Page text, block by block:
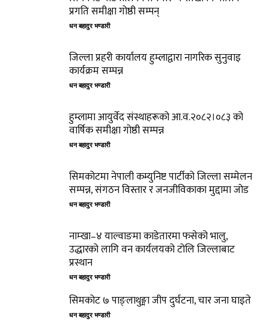
प्रगति समीक्षा गोष्ठी सम्पन्
धन बहादुर भण्डारी
जिल्ला प्रहरी कार्यालय हुम्लाद्वारा नागरिक सुनुवाइ
कार्यक्रम सम्पन्न
धन बहादुर भण्डारी
हुम्लामा आयुर्वेद संस्थाहरूको आ.व.२०८२।०८३ को
वार्षिक समीक्षा गोष्ठी सम्पन्न
धन बहादुर भण्डारी
सिमकोटमा नेपाली कम्युनिष्ट पार्टीको जिल्ला सम्मेलन
सम्पन्न, संगठन विस्तार र जनजीविकाका मुद्दामा जोड
धन बहादुर भण्डारी
नाम्खा–४ याल्वाङमा काडेतारमा फसेको भालु,
उद्धारको लागि वन कार्यलयको टोलि जिल्लाबाट
प्रस्थान
धन बहादुर भण्डारी
सिमकोट ७ पाङ्लाथुङ्मा जीप दुर्घटना, चार जना घाइते
धन बहादुर भण्डारी